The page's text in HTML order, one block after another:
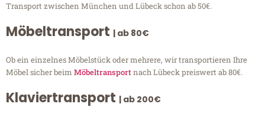
Transport zwischen München und Lübeck schon ab 50€.
Möbeltransport | ab 80€
Ob ein einzelnes Möbelstück oder mehrere, wir transportieren Ihre
Möbel sicher beim Möbeltransportnach Lübeck preiswert ab 80€.
Klaviertransport | ab 200€